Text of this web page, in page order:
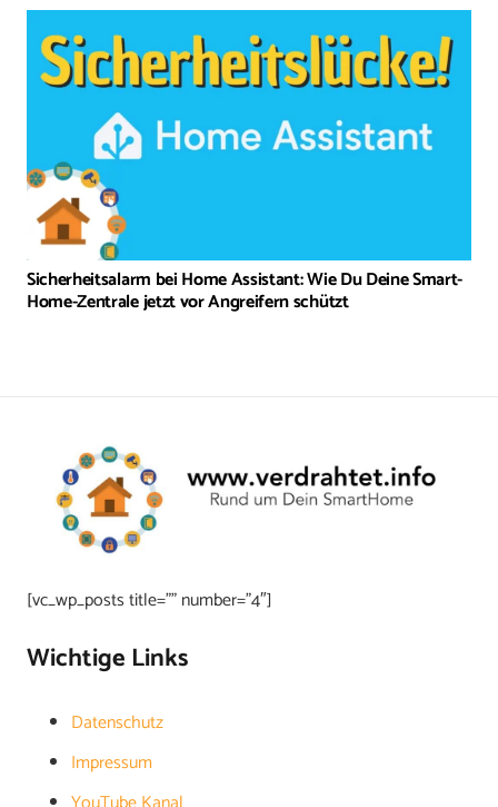
Sicherheitsalarm bei Home Assistant: Wie Du Deine Smart-
Home-Zentrale jetzt vor Angreifern schützt
[vc_wp_posts title=”” number=”4″]
Wichtige Links
Datenschutz
Impressum